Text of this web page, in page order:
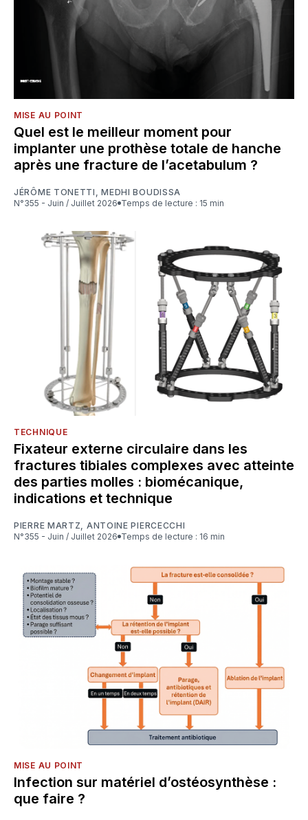
MISE AU POINT
Quel est le meilleur moment pour
implanter une prothèse totale de hanche
après une fracture de l’acetabulum ?
JÉRÔME TONETTI ,MEDHI BOUDISSA
N°355 - Juin / Juillet 2026
Temps de lecture : 15 min
TECHNIQUE
Fixateur externe circulaire dans les
fractures tibiales complexes avec atteinte
des parties molles : biomécanique,
indications et technique
PIERRE MARTZ
ANTOINE PIERCECCHI
N°355 - Juin / Juillet 2026
Temps de lecture : 16 min
MISE AU POINT
Infection sur matériel d’ostéosynthèse :
que faire ?